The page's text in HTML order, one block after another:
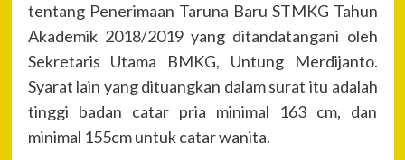
tentang Penerimaan Taruna Baru STMKG Tahun
Akademik 2018/2019 yang ditandatangani oleh
Sekretaris Utama BMKG, Untung Merdijanto.
Syarat lain yang dituangkan dalam surat itu adalah
tinggi badan catar pria minimal 163 cm, dan
minimal 155cm untuk catar wanita.